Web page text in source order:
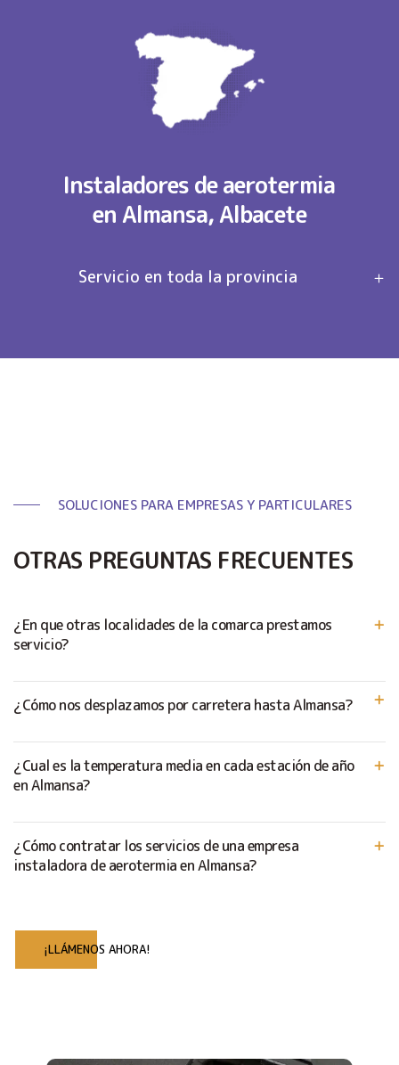
Instaladores de aerotermia
en Almansa, Albacete
Servicio en toda la provincia
SOLUCIONES PARA EMPRESAS Y PARTICULARES
OTRAS PREGUNTAS FRECUENTES
¿En que otras localidades de la comarca prestamos
servicio?
¿Cómo nos desplazamos por carretera hasta Almansa?
¿Cual es la temperatura media en cada estación de año
en Almansa?
¿Cómo contratar los servicios de una empresa
instaladora de aerotermia en Almansa?
¡LLÁMENOS AHORA!